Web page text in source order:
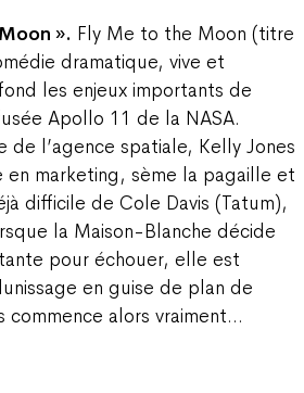
». Fly Me to the Moon (titre
dramatique, vive et
les enjeux importants de
Apollo 11 de la NASA.
de l’agence spatiale, Kelly Jones
marketing, sème la pagaille et
difficile de Cole Davis (Tatum),
la Maison-Blanche décide
pour échouer, elle est
en guise de plan de
commence alors vraiment…